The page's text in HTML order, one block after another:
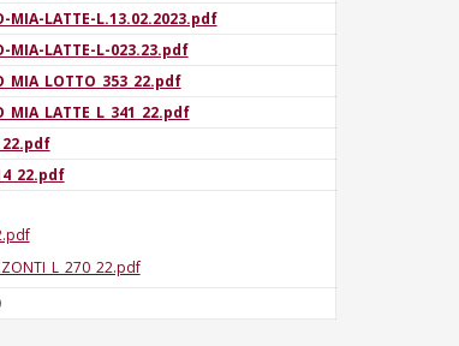
MIA-LATTE-L.13.02.2023.pdf
MIA-LATTE-L-023.23.pdf